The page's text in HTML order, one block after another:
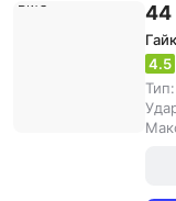
44
4.5
Тип: